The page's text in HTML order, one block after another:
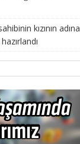
kızının adına